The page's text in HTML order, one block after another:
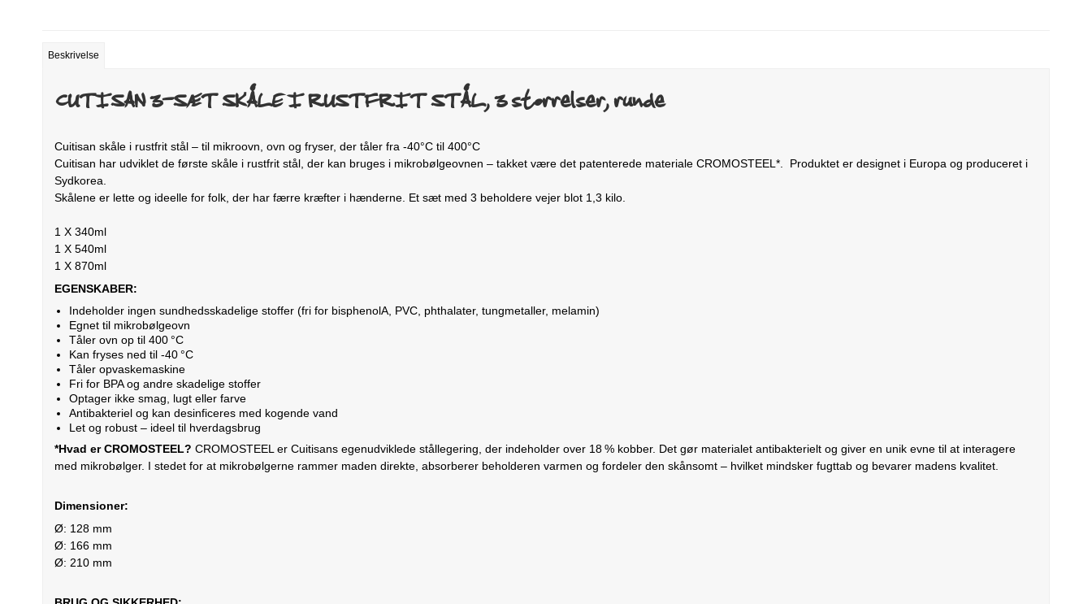
Beskrivelse
CUTISAN 3-SÆT SKÅLE I RUSTFRIT STÅL, 3 størrelser, runde
Cuitisan skåle i rustfrit stål – til mikroovn, ovn og fryser, der tåler fra -40°C til 400°C
Cuitisan har udviklet de første skåle i rustfrit stål, der kan bruges i mikrobølgeovnen – takket være det patenterede materiale CROMOSTEEL*. Produktet er designet i Europa og produceret i
Sydkorea.
Skålene er lette og ideelle for folk, der har færre kræfter i hænderne. Et sæt med 3 beholdere vejer blot 1,3 kilo.
1 X 340ml
1 X 540ml
1 X 870ml
EGENSKABER:
Indeholder ingen sundhedsskadelige stoffer (fri for bisphenolA, PVC, phthalater, tungmetaller, melamin)
Egnet til mikrobølgeovn
Tåler ovn op til 400 °C
Kan fryses ned til -40 °C
Tåler opvaskemaskine
Fri for BPA og andre skadelige stoffer
Optager ikke smag, lugt eller farve
Antibakteriel og kan desinficeres med kogende vand
Let og robust – ideel til hverdagsbrug
*Hvad er CROMOSTEEL? CROMOSTEEL er Cuitisans egenudviklede stållegering, der indeholder over 18 % kobber. Det gør materialet antibakterielt og giver en unik evne til at interagere
med mikrobølger. I stedet for at mikrobølgerne rammer maden direkte, absorberer beholderen varmen og fordeler den skånsomt – hvilket mindsker fugttab og bevarer madens kvalitet.
Dimensioner:
Ø: 128 mm
Ø: 166 mm
Ø: 210 mm